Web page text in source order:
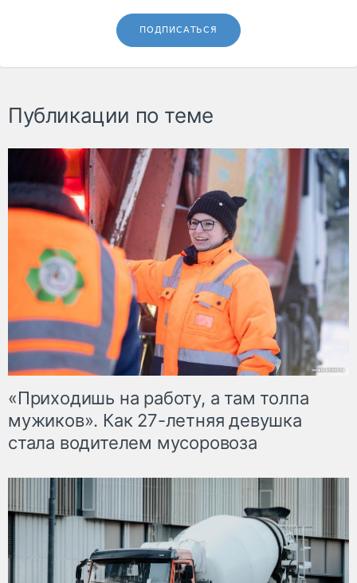
ПОДПИСАТЬСЯ
Публикации по теме
«Приходишь на работу, а там толпа
мужиков». Как 27-летняя девушка
стала водителем мусоровоза